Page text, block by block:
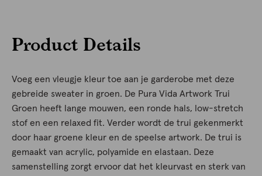
Product Details
Voeg een vleugje kleur toe aan je garderobe met deze
gebreide sweater in groen. De Pura Vida Artwork Trui
Groen heeft lange mouwen, een ronde hals, low-stretch
stof en een relaxed fit. Verder wordt de trui gekenmerkt
door haar groene kleur en de speelse artwork. De trui is
gemaakt van acrylic, polyamide en elastaan. Deze
samenstelling zorgt ervoor dat het kleurvast en sterk van